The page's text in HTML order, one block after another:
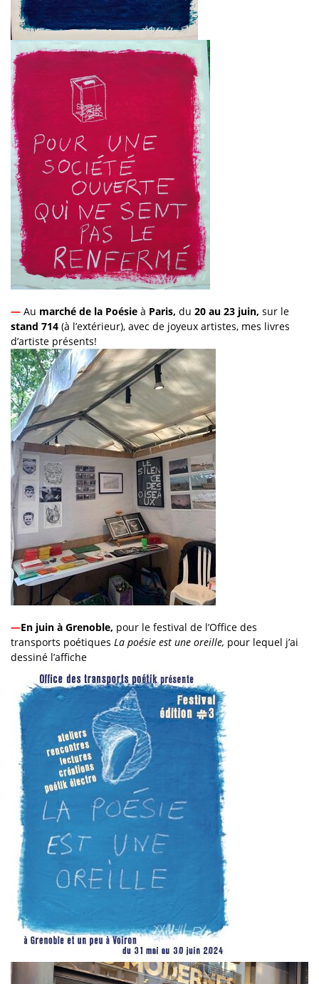
— Au marché de la Poésie à Paris, du 20 au 23 juin, sur le
stand 714 (à l’extérieur), avec de joyeux artistes, mes livres
d’artiste présents!
—En juin à Grenoble, pour le festival de l’Office des
transports poétiques La poésie est une oreille, pour lequel j’ai
dessiné l’affiche